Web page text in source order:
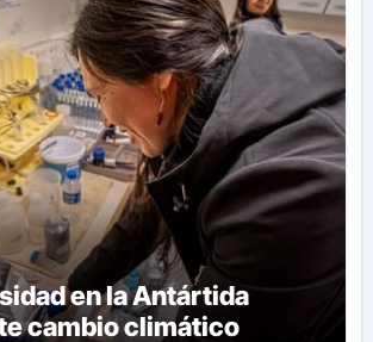
en la Antártida
cambio climático